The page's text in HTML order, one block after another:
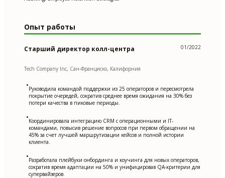
Опыт работы
Старший директор колл-центра 01/2022
Tech Company Inc, Сан-Франциско, Калифорния
•Руководила командой поддержки из 25 операторов и пересмотрела
покрытие очередей, сократив среднее время ожидания на 30% без
потери качества в пиковые периоды.
•Координировала интеграцию CRM с операционными и IT-
командами, повысив решение вопросов при первом обращении на
45% за счет лучшей маршрутизации кейсов и полной истории
клиента.
•Разработала плейбуки онбординга и коучинга для новых операторов,
сократив время адаптации на 50% и унифицировав QA-критерии для
супервайзеров.